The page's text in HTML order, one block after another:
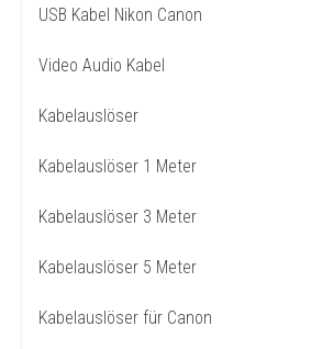
USB Kabel Nikon Canon
Video Audio Kabel
Kabelauslöser
Kabelauslöser 1 Meter
Kabelauslöser 3 Meter
Kabelauslöser 5 Meter
Kabelauslöser für Canon